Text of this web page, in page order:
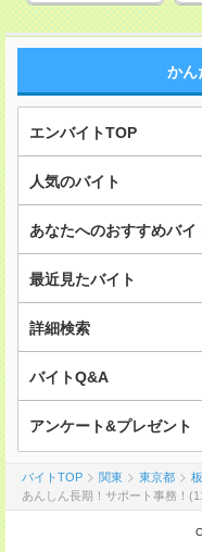
かん
エンバイトTOP
人気のバイト
あなたへのおすすめバイ
最近見たバイト
詳細検索
バイトQ&A
アンケート&プレゼント
バイトTOP 関東 東京都
あんしん長期！サポート事務！